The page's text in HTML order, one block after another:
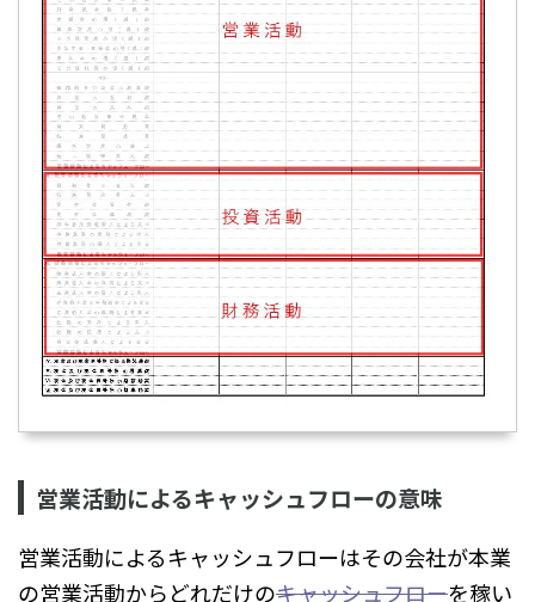
営業活動によるキャッシュフローの意味
営業活動によるキャッシュフローはその会社が本業
の営業活動からどれだけのキャッシュフローを稼い